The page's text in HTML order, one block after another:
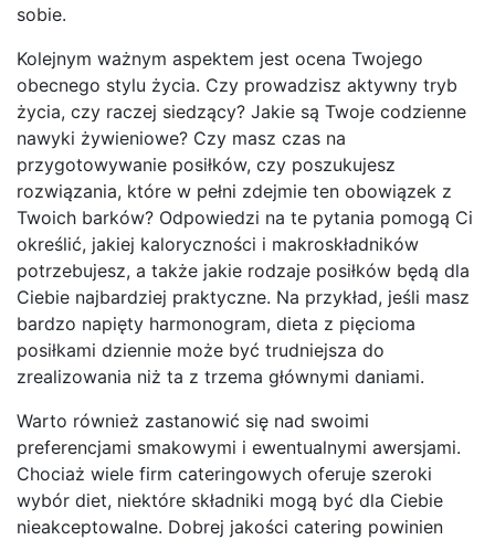
sobie.
Kolejnym ważnym aspektem jest ocena Twojego
obecnego stylu życia. Czy prowadzisz aktywny tryb
życia, czy raczej siedzący? Jakie są Twoje codzienne
nawyki żywieniowe? Czy masz czas na
przygotowywanie posiłków, czy poszukujesz
rozwiązania, które w pełni zdejmie ten obowiązek z
Twoich barków? Odpowiedzi na te pytania pomogą Ci
określić, jakiej kaloryczności i makroskładników
potrzebujesz, a także jakie rodzaje posiłków będą dla
Ciebie najbardziej praktyczne. Na przykład, jeśli masz
bardzo napięty harmonogram, dieta z pięcioma
posiłkami dziennie może być trudniejsza do
zrealizowania niż ta z trzema głównymi daniami.
Warto również zastanowić się nad swoimi
preferencjami smakowymi i ewentualnymi awersjami.
Chociaż wiele firm cateringowych oferuje szeroki
wybór diet, niektóre składniki mogą być dla Ciebie
nieakceptowalne. Dobrej jakości catering powinien